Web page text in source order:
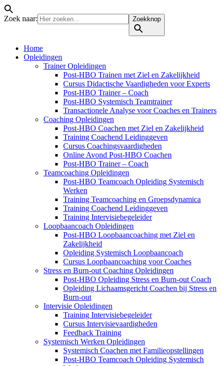
Zoek naar: Zoekknop
Home
Opleidingen
Trainer Opleidingen
Post-HBO Trainen met Ziel en Zakelijkheid
Cursus Didactische Vaardigheden voor Experts
Post-HBO Trainer – Coach
Post-HBO Systemisch Teamtrainer
Transactionele Analyse voor Coaches en Trainers
Coaching Opleidingen
Post-HBO Coachen met Ziel en Zakelijkheid
Training Coachend Leidinggeven
Cursus Coachingsvaardigheden
Online Avond Post-HBO Coachen
Post-HBO Trainer – Coach
Teamcoaching Opleidingen
Post-HBO Teamcoach Opleiding Systemisch
Werken
Training Teamcoaching en Groepsdynamica
Training Coachend Leidinggeven
Training Intervisiebegeleider
Loopbaancoach Opleidingen
Post-HBO Loopbaancoaching met Ziel en
Zakelijkheid
Opleiding Systemisch Loopbaancoach
Cursus Loopbaancoaching voor Coaches
Stress en Burn-out Coaching Opleidingen
Post-HBO Opleiding Stress en Burn-out Coach
Opleiding Lichaamsgericht Coachen bij Stress en
Burn-out
Intervisie Opleidingen
Training Intervisiebegeleider
Cursus Intervisievaardigheden
Feedback Training
Systemisch Werken Opleidingen
Systemisch Coachen met Familieopstellingen
Post-HBO Teamcoach Opleiding Systemisch